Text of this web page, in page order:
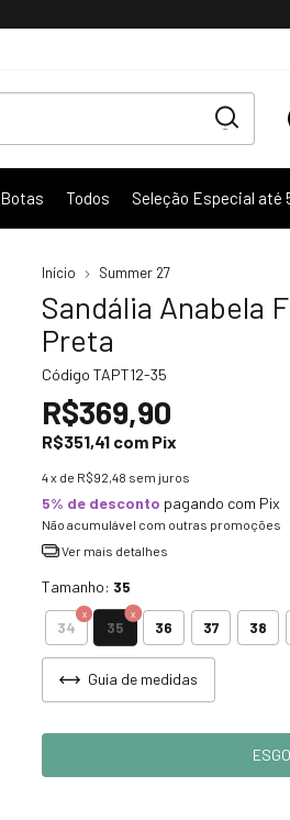
Botas Todos Seleção Especial até
Início Summer 27
Sandália Anabela
Preta
Código TAPT12-35
R$369,90
R$351,41 com Pix
4x de R$92,48 sem juros
5% de desconto pagando com Pix
Não acumulável com outras promoções
Ver mais detalhes
Tamanho: 35
34 35 36 37 38
Guia de medidas